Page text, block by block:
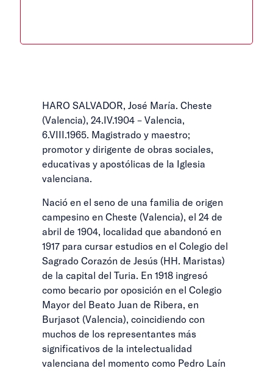
HARO SALVADOR, José María. Cheste
(Valencia), 24.IV.1904 – Valencia,
6.VIII.1965. Magistrado y maestro;
promotor y dirigente de obras sociales,
educativas y apostólicas de la Iglesia
valenciana.
Nació en el seno de una familia de origen
campesino en Cheste (Valencia), el 24 de
abril de 1904, localidad que abandonó en
1917 para cursar estudios en el Colegio del
Sagrado Corazón de Jesús (HH. Maristas)
de la capital del Turia. En 1918 ingresó
como becario por oposición en el Colegio
Mayor del Beato Juan de Ribera, en
Burjasot (Valencia), coincidiendo con
muchos de los representantes más
significativos de la intelectualidad
valenciana del momento como Pedro Laín